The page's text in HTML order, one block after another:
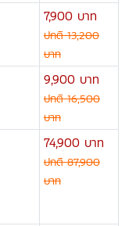
7,900 บาท
ปกติ 13,200
บาท
9,900 บาท
ปกติ 16,500
บาท
74,900 บาท
ปกติ 87,900
บาท